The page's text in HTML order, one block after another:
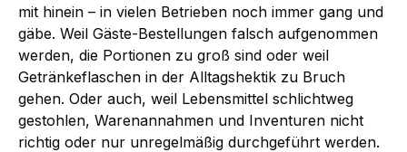
mit hinein – in vielen Betrieben noch immer gang und
gäbe. Weil Gäste-Bestellungen falsch aufgenommen
werden, die Portionen zu groß sind oder weil
Getränkeflaschen in der Alltagshektik zu Bruch
gehen. Oder auch, weil Lebensmittel schlichtweg
gestohlen, Warenannahmen und Inventuren nicht
richtig oder nur unregelmäßig durchgeführt werden.